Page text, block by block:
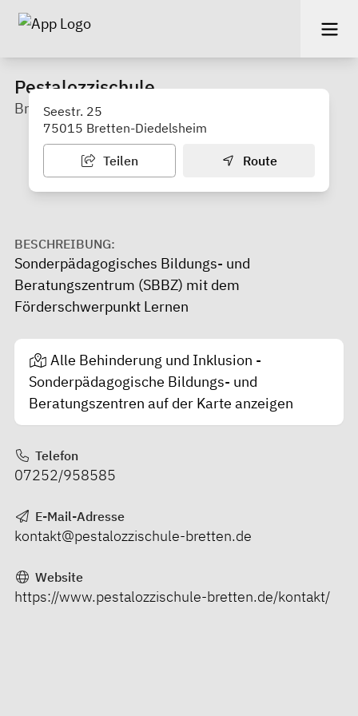
Pestalozzischule
BrettenSeestr. 25
75015 Bretten-Diedelsheim
Teilen Route
BESCHREIBUNG:
Sonderpädagogisches Bildungs- und
Beratungszentrum (SBBZ) mit dem
Förderschwerpunkt Lernen
Alle Behinderung und Inklusion -
Sonderpädagogische Bildungs- und
Beratungszentren auf der Karte anzeigen
Telefon
07252/958585
E-Mail-Adresse
kontakt@pestalozzischule-bretten.de
Website
https://www.pestalozzischule-bretten.de/kontakt/